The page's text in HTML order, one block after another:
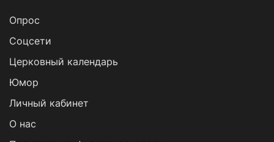
Опрос
Cоцсети
Церковный календарь
Юмор
Личный кабинет
О нас